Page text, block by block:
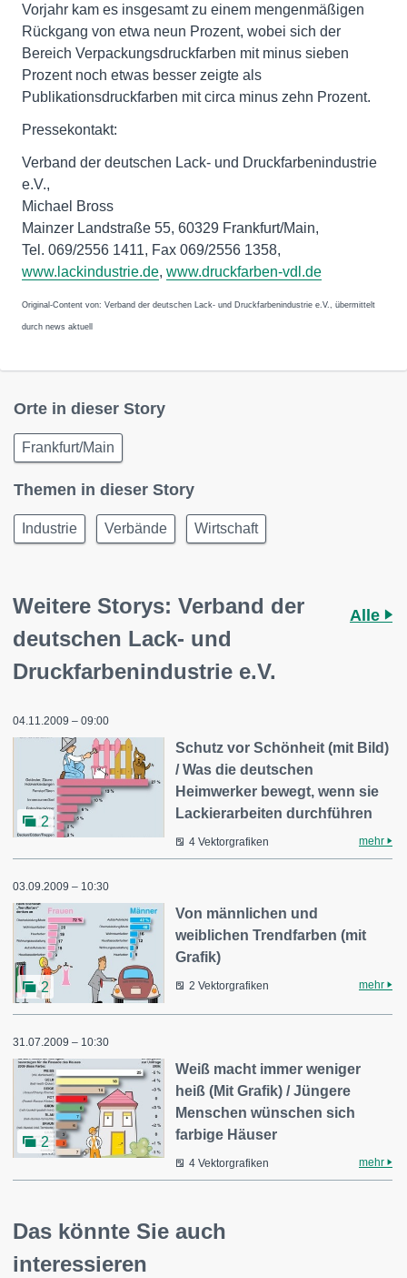
Vorjahr kam es insgesamt zu einem mengenmäßigen
Rückgang von etwa neun Prozent, wobei sich der
Bereich Verpackungsdruckfarben mit minus sieben
Prozent noch etwas besser zeigte als
Publikationsdruckfarben mit circa minus zehn Prozent.
Pressekontakt:
Verband der deutschen Lack- und Druckfarbenindustrie
e.V.,
Michael Bross
Mainzer Landstraße 55, 60329 Frankfurt/Main,
Tel. 069/2556 1411, Fax 069/2556 1358,
www.lackindustrie.de, www.druckfarben-vdl.de
Original-Content von: Verband der deutschen Lack- und Druckfarbenindustrie e.V., übermittelt
durch news aktuell
Orte in dieser Story
Frankfurt/Main
Themen in dieser Story
Industrie Verbände Wirtschaft
Weitere Storys: Verband der
deutschen Lack- und
Druckfarbenindustrie e.V.
Alle
04.11.2009 – 09:00
2
Schutz vor Schönheit (mit Bild)
/ Was die deutschen
Heimwerker bewegt, wenn sie
Lackierarbeiten durchführen
4 Vektorgrafiken mehr
03.09.2009 – 10:30
2
Von männlichen und
weiblichen Trendfarben (mit
Grafik)
2 Vektorgrafiken mehr
31.07.2009 – 10:30
2
Weiß macht immer weniger
heiß (Mit Grafik) / Jüngere
Menschen wünschen sich
farbige Häuser
4 Vektorgrafiken mehr
Das könnte Sie auch
interessieren